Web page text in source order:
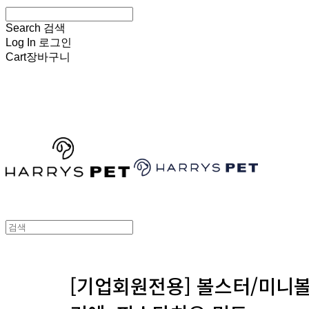
Search 검색
Log In 로그인
Cart장바구니
[기업회원전용] 볼스터/미니